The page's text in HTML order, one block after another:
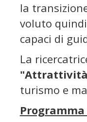
la
voluto
capaci di
La
"Attrattività
turismo e